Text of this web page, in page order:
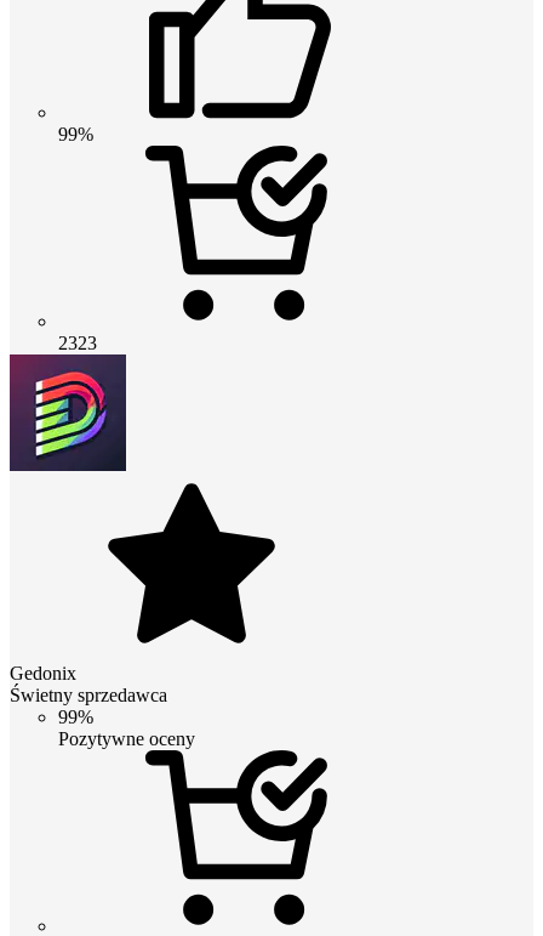
99%
2323
Gedonix
Świetny sprzedawca
99%
Pozytywne oceny